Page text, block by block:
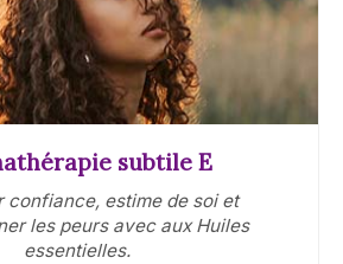
subtile E
confiance, estime de soi et
les peurs avec aux Huiles
essentielles.